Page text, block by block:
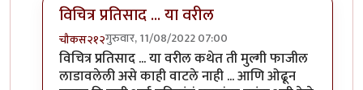
विचित्र प्रतिसाद ... या वरील
चौकस२१२गुरुवार, 11/08/2022 07:00
In reply toउगाचचbyप्रसाद गोडबोले
विचित्र प्रतिसाद ... या वरील कथेत ती मुल्गी फाजील
लाडावलेली असे काही वाटले नाही ... आणि ओढून